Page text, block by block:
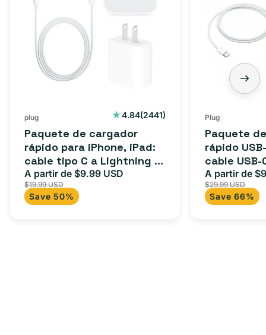
plug 4.84(2441)
2441
Paquete de cargador
rápido para iPhone, iPad:
cable tipo C a Lightning (1
m) + adaptador tipo C
Precio
de
oferta
A partir de $9.99 USD
$19.99 USD
Save 50%
Plug
Paquete
rápido
cable USB-
adaptador
para
iPad y más.
Precio
de
oferta
A partir de
$29.99 USD
Save 66%